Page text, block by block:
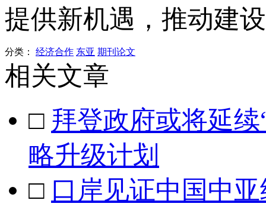
提供新机遇，推动建
分类： 经济合作 东亚 期刊论文
相关文章
□ 拜登政府或将延
略升级计划
□ 口岸见证中国中